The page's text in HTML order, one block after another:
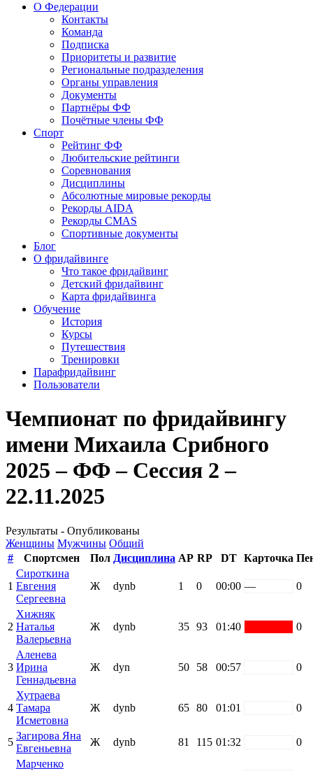
О Федерации
Контакты
Команда
Подписка
Приоритеты и развитие
Региональные подразделения
Органы управления
Документы
Партнёры ФФ
Почётные члены ФФ
Спорт
Рейтинг ФФ
Любительские рейтинги
Соревнования
Дисциплины
Абсолютные мировые рекорды
Рекорды AIDA
Рекорды CMAS
Спортивные документы
Блог
О фридайвинге
Что такое фридайвинг
Детский фридайвинг
Карта фридайвинга
Обучение
История
Курсы
Путешествия
Тренировки
Парафридайвинг
Пользователи
Чемпионат по фридайвингу
имени Михаила Срибного
2025 – ФФ – Сессия 2 –
22.11.2025
Результаты - Опубликованы
Женщины Мужчины Общий
#
Спортсмен Пол Дисциплина AP RP DT Карточка
1
Сироткина
Евгения
Сергеевна
Ж dynb 1 0 00:00 — 0
2
Хижняк
Наталья
Валерьевна
Ж dynb 35 93 01:40 0
3
Аленева
Ирина
Геннадьевна
Ж dyn 50 58 00:57 0
4
Хутраева
Тамара
Исметовна
Ж dynb 65 80 01:01 0
5
Загирова Яна
Евгеньевна
Ж dynb 81 115 01:32 0
Марченко